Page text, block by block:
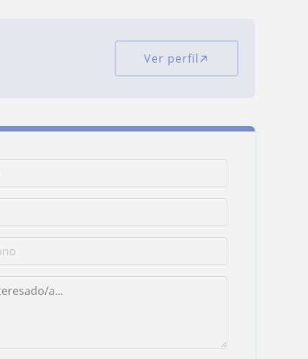
Ver perfil